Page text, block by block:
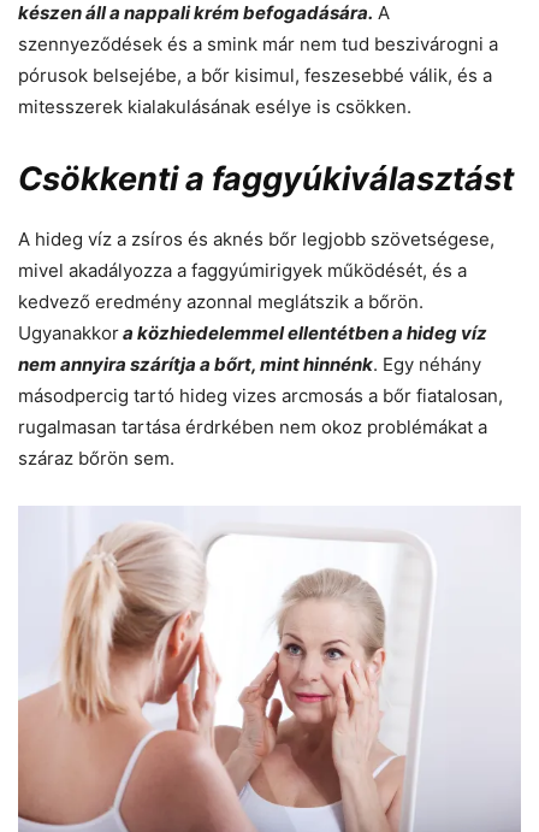
készen áll a nappali krém befogadására. A
szennyeződések és a smink már nem tud beszivárogni a
pórusok belsejébe, a bőr kisimul, feszesebbé válik, és a
mitesszerek kialakulásának esélye is csökken.
Csökkenti a faggyúkiválasztást
A hideg víz a zsíros és aknés bőr legjobb szövetségese,
mivel akadályozza a faggyúmirigyek működését, és a
kedvező eredmény azonnal meglátszik a bőrön.
Ugyanakkora közhiedelemmel ellentétben a hideg víz
nem annyira szárítja a bőrt, mint hinnénk. Egy néhány
másodpercig tartó hideg vizes arcmosás a bőr fiatalosan,
rugalmasan tartása érdrkében nem okoz problémákat a
száraz bőrön sem.